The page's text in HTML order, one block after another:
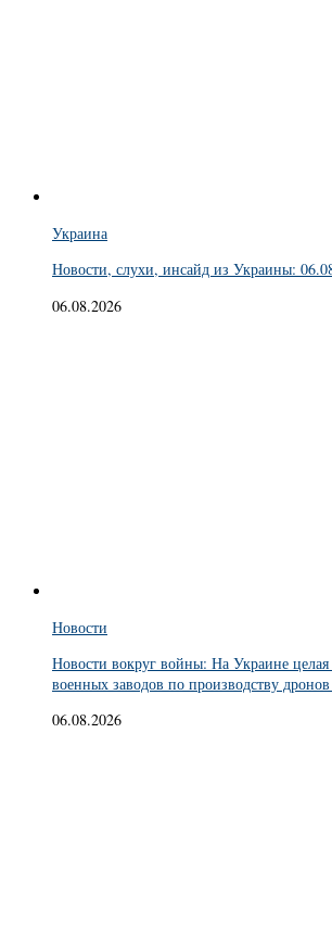
Украина
Новости, слухи, инсайд из Украины:
06.08.2026
Новости
Новости вокруг войны: На Украине
военных заводов по производству
06.08.2026